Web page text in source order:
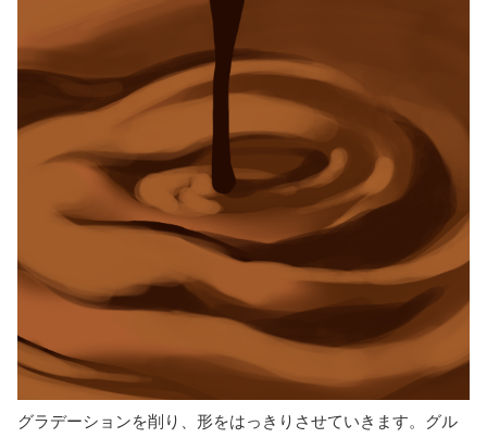
グラデーションを削り、形をはっきりさせていきます。グル